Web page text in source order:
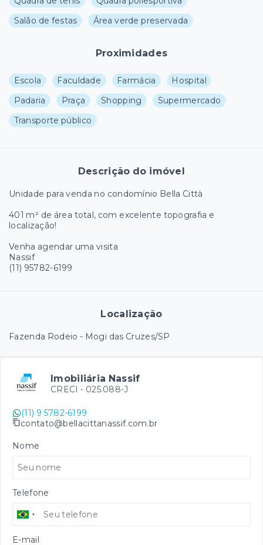
Salão de festas
Área verde preservada
Proximidades
Escola Faculdade Farmácia
Hospital
Padaria
Praça Shopping
Supermercado
Transporte público
Descrição do imóvel
Unidade para venda no condomínio Bella Città
401 m² de área total, com excelente topografia e
localização!
Venha agendar uma visita
Nassif
(11) 95782-6199
Localização
Fazenda Rodeio - Mogi das Cruzes/SP
Imobiliária Nassif
CRECI - 025.088-J
(11) 9 5782-6199
contato@bellacittanassif.com.br
Nome
Telefone
E-mail